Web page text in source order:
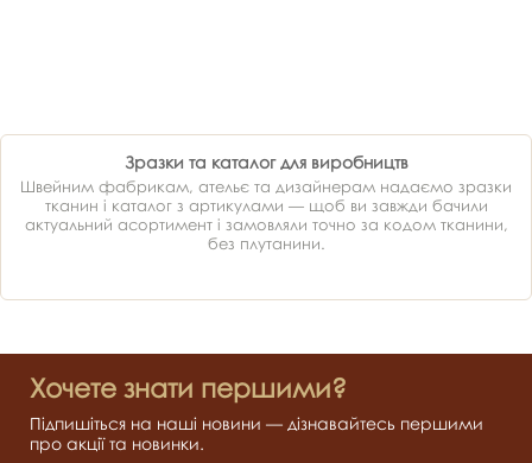
Зразки та каталог для виробництв
Швейним фабрикам, ательє та дизайнерам надаємо зразки
тканин і каталог з артикулами — щоб ви завжди бачили
актуальний асортимент і замовляли точно за кодом тканини,
без плутанини.
Хочете знати першими?
Підпишіться на наші новини — дізнавайтесь першими
про акції та новинки.